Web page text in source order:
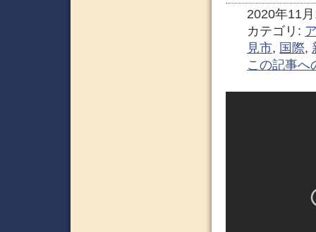
2020年11
カテゴリ:
見市, 国際,
この記事へ